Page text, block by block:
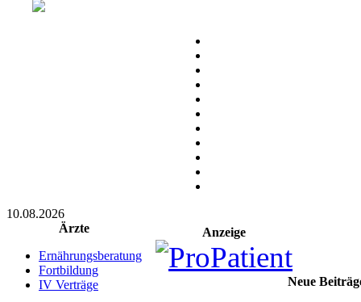
10.08.2026
Ärzte
Ernährungsberatung
Fortbildung
IV Verträge
Anzeige
Neue